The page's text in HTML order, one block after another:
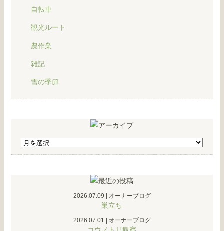
自転車
観光ルート
農作業
雑記
雪の季節
2026.07.09 オーナーブログ
巣立ち
2026.07.01 オーナーブログ